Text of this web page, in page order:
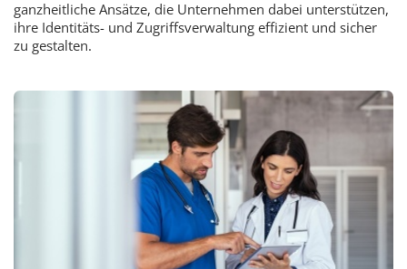
ganzheitliche Ansätze, die Unternehmen dabei unterstützen,
ihre Identitäts- und Zugriffsverwaltung effizient und sicher
zu gestalten.